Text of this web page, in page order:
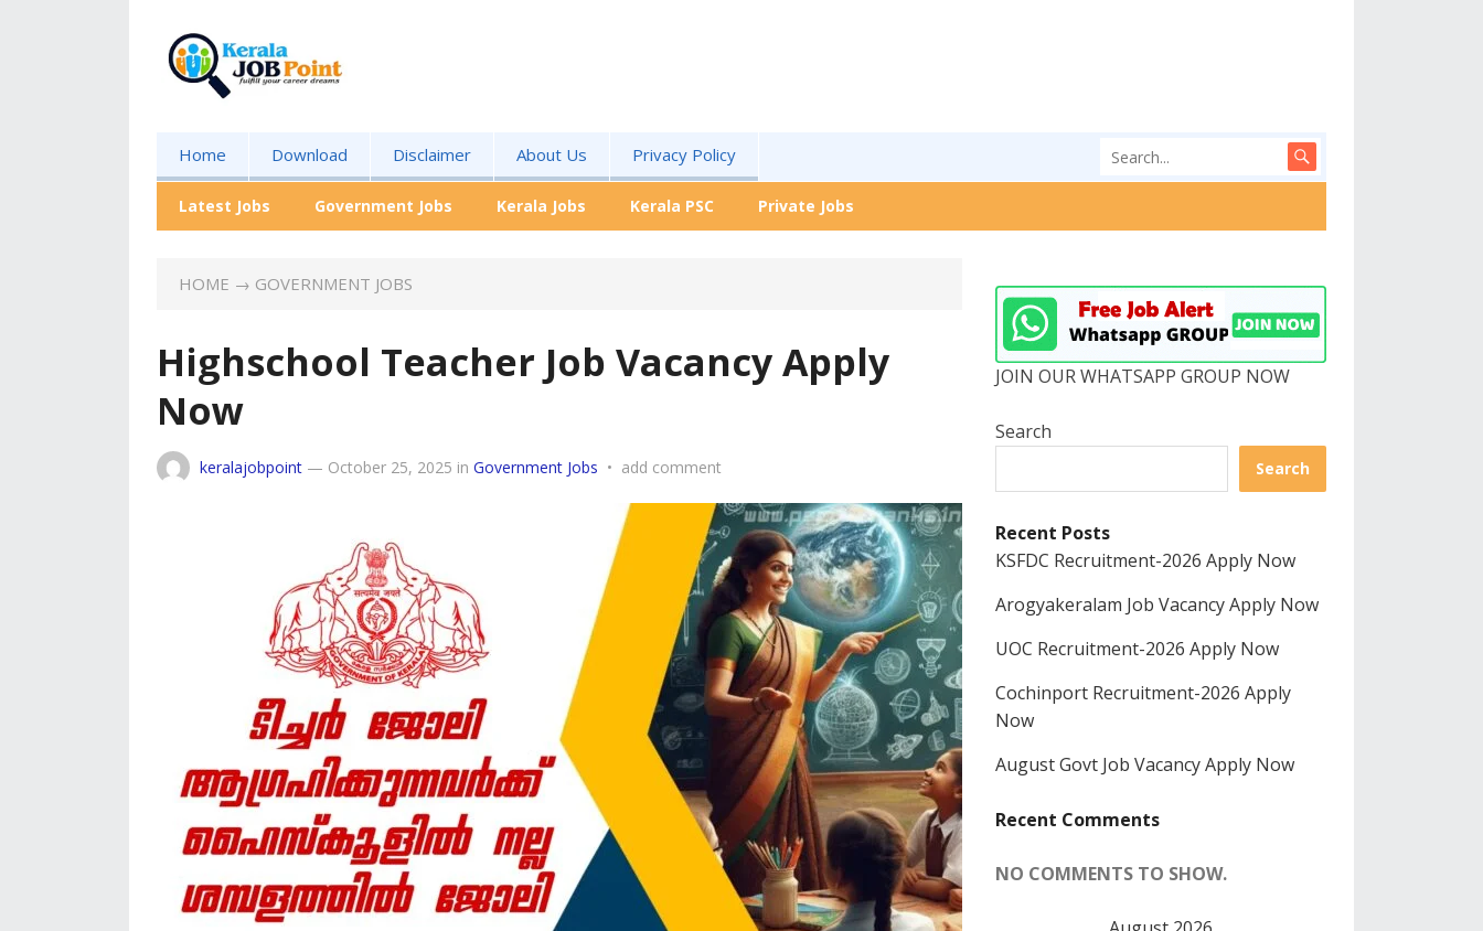
Home Download Disclaimer About Us Privacy Policy
Latest Jobs Government Jobs Kerala Jobs Kerala PSC Private Jobs
HOME → GOVERNMENT JOBS
Highschool Teacher Job Vacancy Apply
Now
keralajobpoint — October 25, 2025 in Government Jobs • add comment
JOIN OUR WHATSAPP GROUP NOW
Search
Search
Recent Posts
KSFDC Recruitment-2026 Apply Now
Arogyakeralam Job Vacancy Apply Now
UOC Recruitment-2026 Apply Now
Cochinport Recruitment-2026 Apply
Now
August Govt Job Vacancy Apply Now
Recent Comments
NO COMMENTS TO SHOW.